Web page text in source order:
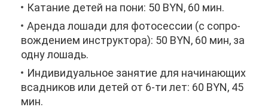
Ка­та­ние де­тей на по­ни: 50 BYN, 60 мин.
Арен­да ло­ша­ди для фо­то­сес­сии (с со­про­
вож­де­ни­ем ин­струк­то­ра): 50 BYN, 60 мин, за
од­ну ло­шадь.
Ин­ди­ви­ду­аль­ное за­ня­тие для на­чи­на­ю­щих
всад­ни­ков или де­тей от 6-ти лет: 60 BYN, 45
мин.